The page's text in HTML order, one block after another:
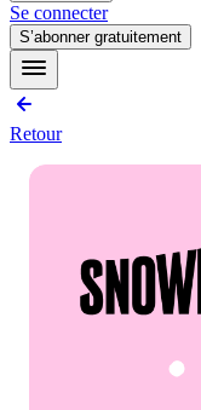
Se connecter
S’abonner gratuitement
Retour